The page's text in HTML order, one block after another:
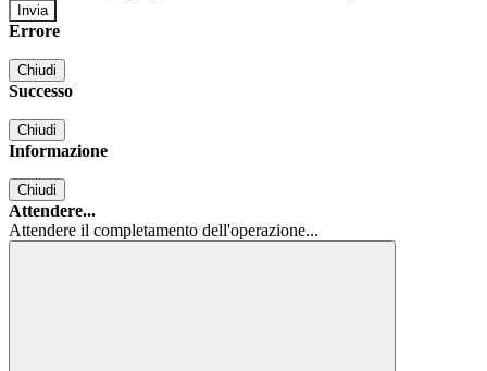
Errore
Chiudi
Successo
Chiudi
Informazione
Chiudi
Attendere...
Attendere il completamento dell'operazione...